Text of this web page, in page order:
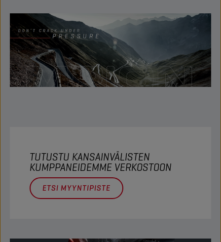
TUTUSTU KANSAINVÄLISTEN
KUMPPANEIDEMME VERKOSTOON
ETSI MYYNTIPISTE